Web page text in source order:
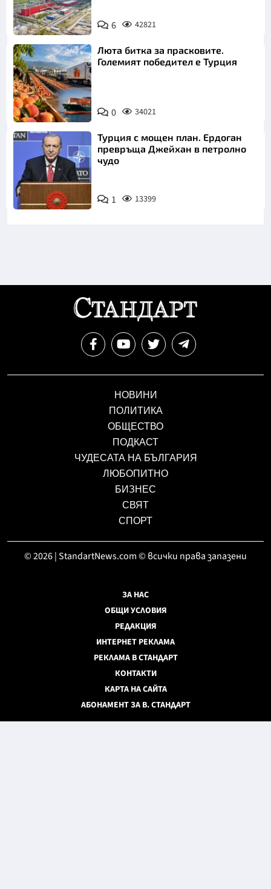
6 42821
Люта битка за прасковите.
Големият победител е Турция
0 34021
Турция с мощен план. Ердоган
превръща Джейхан в петролно
чудо
1 13399
НОВИНИ
ПОЛИТИКА
ОБЩЕСТВО
ПОДКАСТ
ЧУДЕСАТА НА БЪЛГАРИЯ
ЛЮБОПИТНО
БИЗНЕС
СВЯТ
СПОРТ
© 2026 | StandartNews.com © всички права запазени
ЗА НАС
ОБЩИ УСЛОВИЯ
РЕДАКЦИЯ
ИНТЕРНЕТ РЕКЛАМА
РЕКЛАМА В СТАНДАРТ
КОНТАКТИ
КАРТА НА САЙТА
АБОНАМЕНТ ЗА В. СТАНДАРТ